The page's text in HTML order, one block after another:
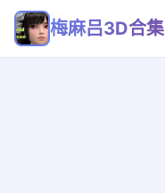
梅麻吕3D合集